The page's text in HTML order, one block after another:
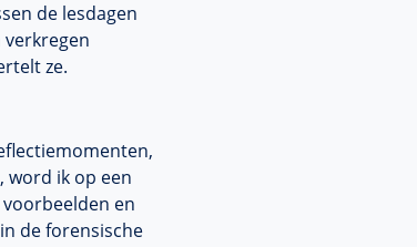
de lesdagen
ze.
word ik op een
en
de forensische